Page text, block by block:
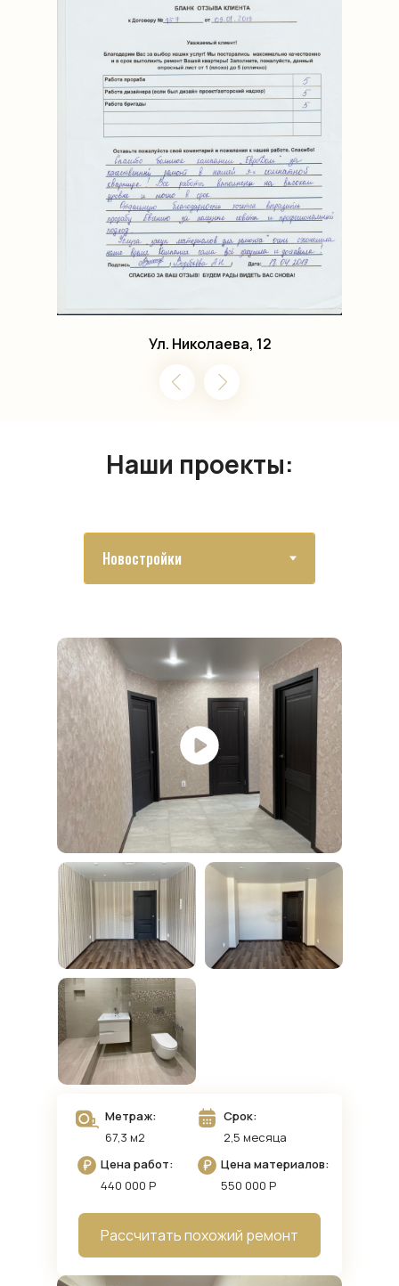
Ул. Николаева, 12
Наши проекты:
Рассчитать похожий ремонт
Метраж:
Срок:
67,3 м2
Цена работ:
2,5 месяца
Цена материалов:
440 000 Р
550 000 Р